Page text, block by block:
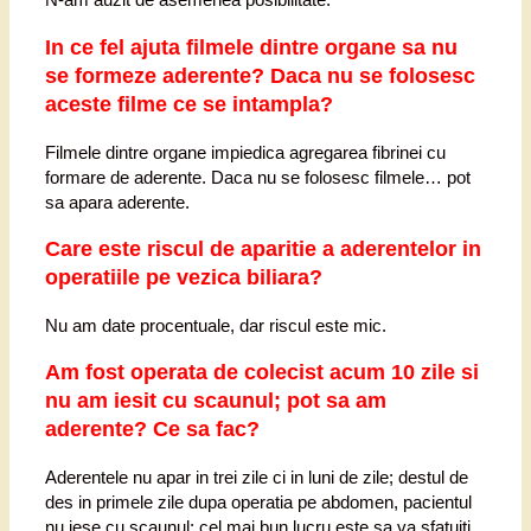
In ce fel ajuta filmele dintre organe sa nu
se formeze aderente? Daca nu se folosesc
aceste filme ce se intampla?
Filmele dintre organe impiedica agregarea fibrinei cu
formare de aderente. Daca nu se folosesc filmele… pot
sa apara aderente.
Care este riscul de aparitie a aderentelor in
operatiile pe vezica biliara?
Nu am date procentuale, dar riscul este mic.
Am fost operata de colecist acum 10 zile si
nu am iesit cu scaunul; pot sa am
aderente? Ce sa fac?
Aderentele nu apar in trei zile ci in luni de zile; destul de
des in primele zile dupa operatia pe abdomen, pacientul
nu iese cu scaunul; cel mai bun lucru este sa va sfatuiti